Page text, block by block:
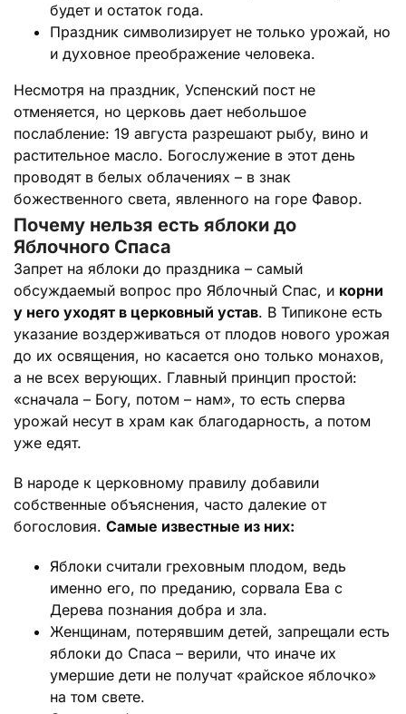
будет и остаток года.
Праздник символизирует не только урожай, но
и духовное преображение человека.
Несмотря на праздник, Успенский пост не
отменяется, но церковь дает небольшое
послабление: 19 августа разрешают рыбу, вино и
растительное масло. Богослужение в этот день
проводят в белых облачениях – в знак
божественного света, явленного на горе Фавор.
Почему нельзя есть яблоки до
Яблочного Спаса
Запрет на яблоки до праздника – самый
обсуждаемый вопрос про Яблочный Спас, и корни
у него уходят в церковный устав. В Типиконе есть
указание воздерживаться от плодов нового урожая
до их освящения, но касается оно только монахов,
а не всех верующих. Главный принцип простой:
«сначала – Богу, потом – нам», то есть сперва
урожай несут в храм как благодарность, а потом
уже едят.
В народе к церковному правилу добавили
собственные объяснения, часто далекие от
богословия. Самые известные из них:
Яблоки считали греховным плодом, ведь
именно его, по преданию, сорвала Ева с
Дерева познания добра и зла.
Женщинам, потерявшим детей, запрещали есть
яблоки до Спаса – верили, что иначе их
умершие дети не получат «райское яблочко»
на том свете.